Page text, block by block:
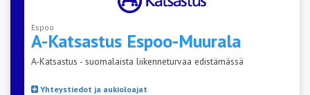
Espoo
A-Katsastus Espoo-Muurala
A-Katsastus - suomalaista liikenneturvaa edistämässä
Yhteystiedot ja aukioloajat